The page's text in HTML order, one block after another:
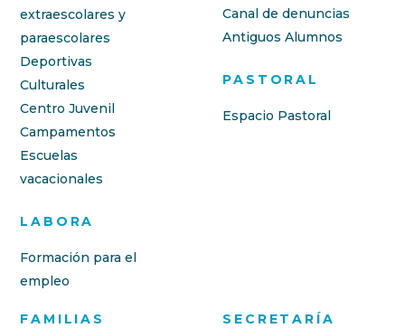
extraescolares y
paraescolares
Deportivas
Culturales
Centro Juvenil
Campamentos
Escuelas
vacacionales
LABORA
Formación para el
empleo
Canal de denuncias
Antiguos Alumnos
PASTORAL
Espacio Pastoral
FAMILIAS SECRETARÍA